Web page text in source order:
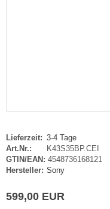
Lieferzeit: 3-4 Tage
Art.Nr.:
K43S35BP.CEI
GTIN/EAN: 4548736168121
Hersteller: Sony
599,00 EUR